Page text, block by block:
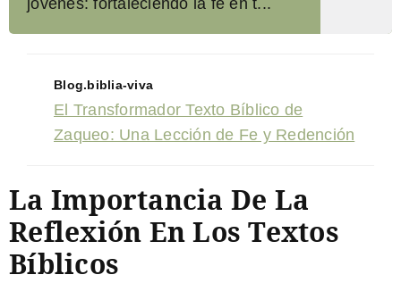
Blog.biblia-viva
El Transformador Texto Bíblico de
Zaqueo: Una Lección de Fe y Redención
La Importancia De La
Reflexión En Los Textos
Bíblicos